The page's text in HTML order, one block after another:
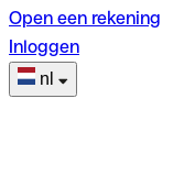
Open een rekening
Inloggen
nl